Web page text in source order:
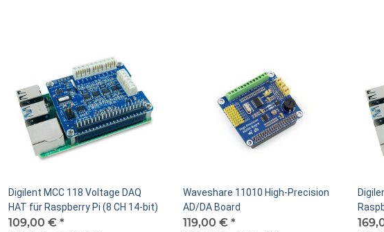
Digilent MCC 118 Voltage DAQ
HAT für Raspberry Pi (8 CH 14-bit)
109,00 € *
Waveshare 11010 High-Precision
AD/DA Board
119,00 € *